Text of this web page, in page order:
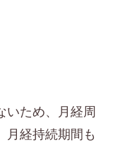
いため、月経周
月経持続期間も